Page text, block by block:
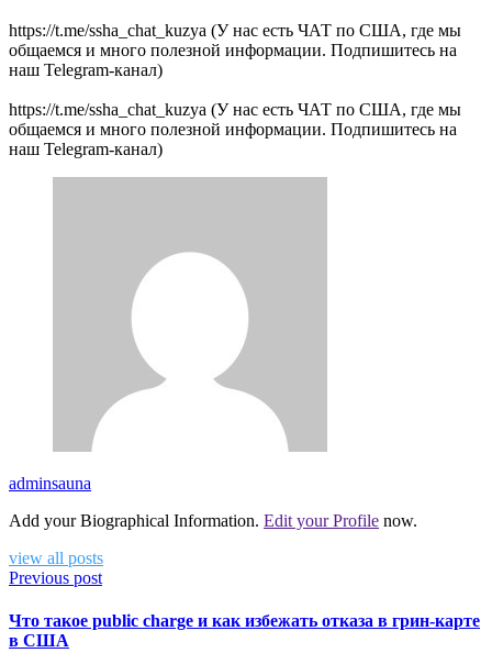
https://t.me/ssha_chat_kuzya (У нас есть ЧАТ по США, где мы
общаемся и много полезной информации. Подпишитесь на
наш Telegram-канал)
https://t.me/ssha_chat_kuzya (У нас есть ЧАТ по США, где мы
общаемся и много полезной информации. Подпишитесь на
наш Telegram-канал)
adminsauna
Add your Biographical Information. Edit your Profile now.
view all posts
Previous post
Что такое public charge и как избежать отказа в грин-карте
в США